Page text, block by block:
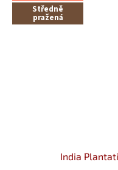
Středně
pražená
India